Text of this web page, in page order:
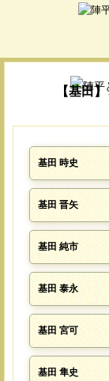
【基田
基田 時史
基田 晋矢
基田 純市
基田 泰永
基田 宮可
基田 隼史